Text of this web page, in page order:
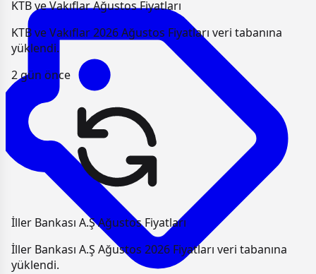
KTB ve Vakıflar Ağustos Fiyatları
KTB ve Vakıflar 2026 Ağustos Fiyatları veri tabanına
yüklendi.
2 gün önce
İller Bankası A.Ş Ağustos Fiyatları
İller Bankası A.Ş Ağustos 2026 Fiyatları veri tabanına
yüklendi.